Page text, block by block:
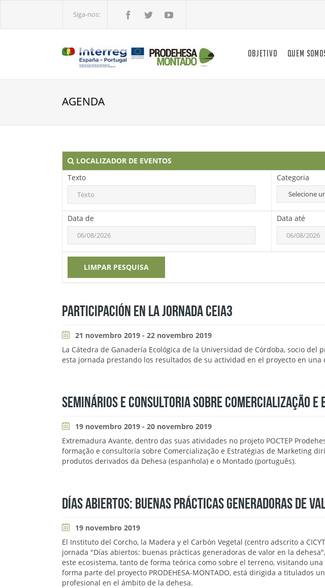
Siga-nos:
OBJETIVO QUEM
AGENDA
LOCALIZADOR DE EVENTOS
Texto
Categoria
Data de Data até
LIMPAR PESQUISA
PARTICIPACIÓN EN LA JORNADA CEIA3
21 novembro 2019 - 22 novembro 2019
La Cátedra de Ganadería Ecológica de la Universidad de Córdoba, socio del
esta jornada prestando los resultados de su actividad en el proyecto en una
SEMINÁRIOS E CONSULTORIA SOBRE COMERCIALIZAÇÃO E
19 novembro 2019 - 20 novembro 2019
Extremadura Avante, dentro das suas atividades no projeto POCTEP
formação e consultoría sobre Comercialização e Estratégias de Marketing
produtos derivados da Dehesa (espanhola) e o Montado (português).
DÍAS ABIERTOS: BUENAS PRÁCTICAS GENERADORAS DE
19 novembro 2019
El Instituto del Corcho, la Madera y el Carbón Vegetal (centro adscrito a
jornada "Días abiertos: buenas prácticas generadoras de valor en la
este ecosistema, tanto de forma teórica como sobre el terreno, visitando
forma parte del proyecto PRODEHESA-MONTADO, está dirigida a titulados
profesional en el ámbito de la dehesa.